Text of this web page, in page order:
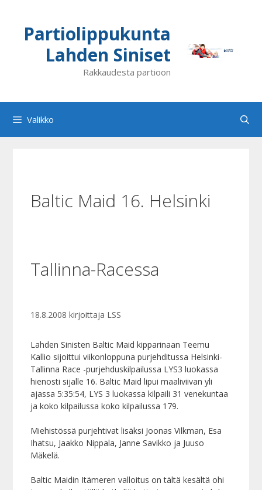
Partiolippukunta
Lahden Siniset
Rakkaudesta partioon
Valikko
Baltic Maid 16. Helsinki
Tallinna-Racessa
18.8.2008 kirjoittaja LSS
Lahden Sinisten Baltic Maid kipparinaan Teemu
Kallio sijoittui viikonloppuna purjehditussa Helsinki-
Tallinna Race -purjehduskilpailussa LYS3 luokassa
hienosti sijalle 16. Baltic Maid lipui maaliviivan yli
ajassa 5:35:54, LYS 3 luokassa kilpaili 31 venekuntaa
ja koko kilpailussa koko kilpailussa 179.
Miehistössä purjehtivat lisäksi Joonas Vilkman, Esa
Ihatsu, Jaakko Nippala, Janne Savikko ja Juuso
Mäkelä.
Baltic Maidin Itämeren valloitus on tältä kesältä ohi